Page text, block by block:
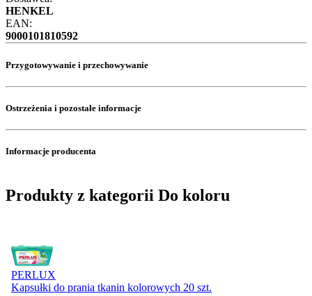
HENKEL
EAN:
9000101810592
Przygotowywanie i przechowywanie
Ostrzeżenia i pozostałe informacje
Informacje producenta
Produkty z kategorii Do koloru
PERLUX
Kapsułki do prania tkanin kolorowych 20 szt.